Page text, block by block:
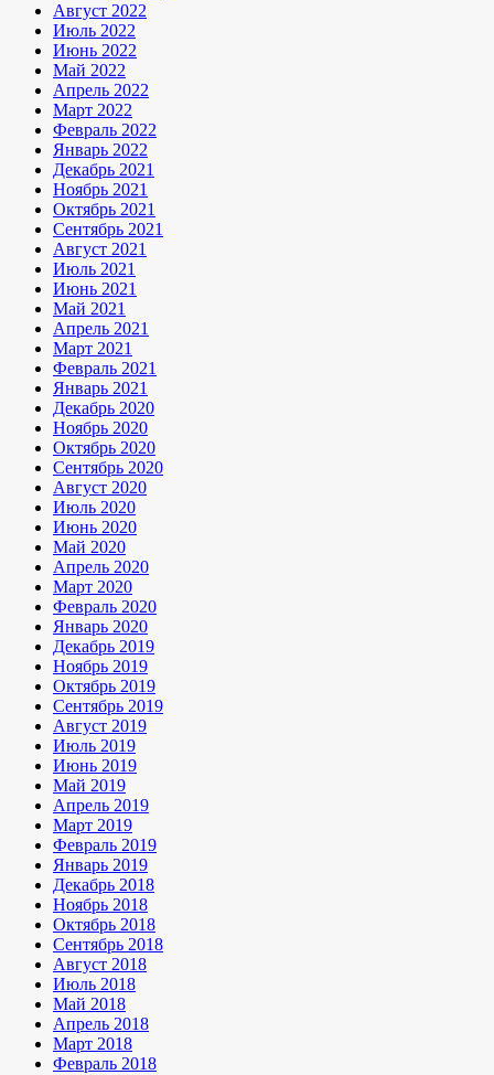
Август 2022
Июль 2022
Июнь 2022
Май 2022
Апрель 2022
Март 2022
Февраль 2022
Январь 2022
Декабрь 2021
Ноябрь 2021
Октябрь 2021
Сентябрь 2021
Август 2021
Июль 2021
Июнь 2021
Май 2021
Апрель 2021
Март 2021
Февраль 2021
Январь 2021
Декабрь 2020
Ноябрь 2020
Октябрь 2020
Сентябрь 2020
Август 2020
Июль 2020
Июнь 2020
Май 2020
Апрель 2020
Март 2020
Февраль 2020
Январь 2020
Декабрь 2019
Ноябрь 2019
Октябрь 2019
Сентябрь 2019
Август 2019
Июль 2019
Июнь 2019
Май 2019
Апрель 2019
Март 2019
Февраль 2019
Январь 2019
Декабрь 2018
Ноябрь 2018
Октябрь 2018
Сентябрь 2018
Август 2018
Июль 2018
Май 2018
Апрель 2018
Март 2018
Февраль 2018